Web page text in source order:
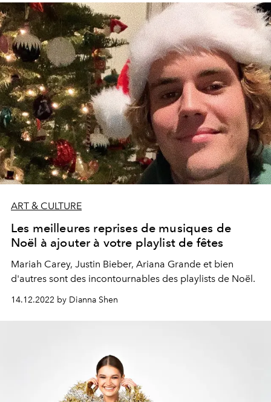
ART & CULTURE
Les meilleures reprises de musiques de
Noël à ajouter à votre playlist de fêtes
Mariah Carey, Justin Bieber, Ariana Grande et bien
d'autres sont des incontournables des playlists de Noël.
14.12.2022 by Dianna Shen